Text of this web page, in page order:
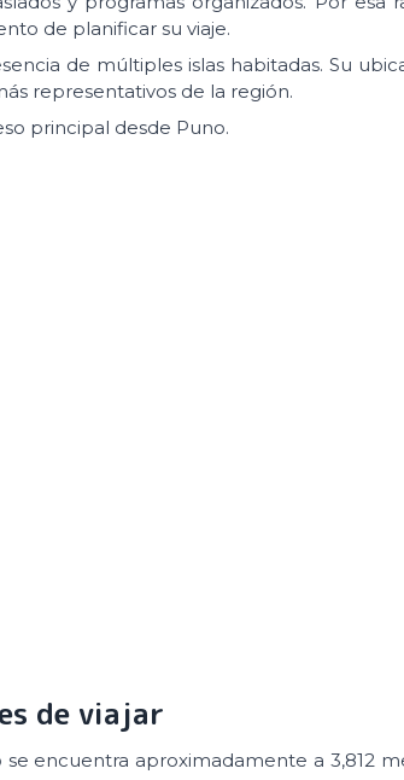
de planificar su viaje.
de múltiples islas habitadas. Su
representativos de la región.
principal desde Puno.
de viajar
encuentra aproximadamente a 3,812